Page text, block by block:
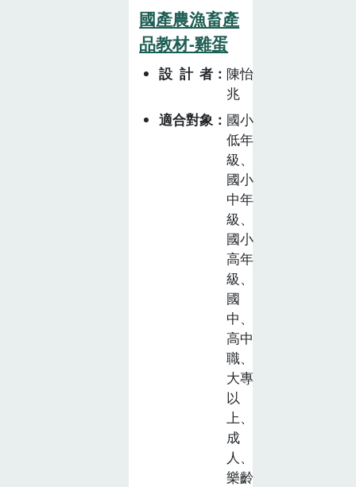
國產農漁畜產
品教材-雞蛋
設計者
陳怡
兆
適合對象
國小
低年
級、
國小
中年
級、
國小
高年
級、
國
中、
高中
職、
大專
以
上、
成
人、
樂齡